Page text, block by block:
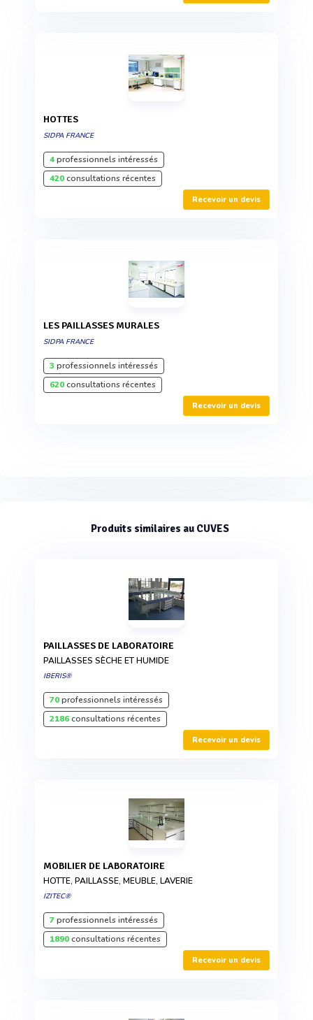
HOTTES
SIDPA FRANCE
4professionnels intéressés
420consultations récentes
Recevoir un devis
LES PAILLASSES MURALES
SIDPA FRANCE
3 professionnels intéressés
620consultations récentes
Recevoir un devis
Produits similaires au CUVES
PAILLASSES DE LABORATOIRE
PAILLASSES SÈCHE ET HUMIDE
IBERIS®
70professionnels intéressés
2186consultations récentes
Recevoir un devis
MOBILIER DE LABORATOIRE
HOTTE, PAILLASSE, MEUBLE, LAVERIE
IZITEC®
7professionnels intéressés
1890consultations récentes
Recevoir un devis